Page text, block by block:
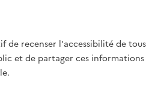
de recenser l'accessibilité de tous
et de partager ces informations